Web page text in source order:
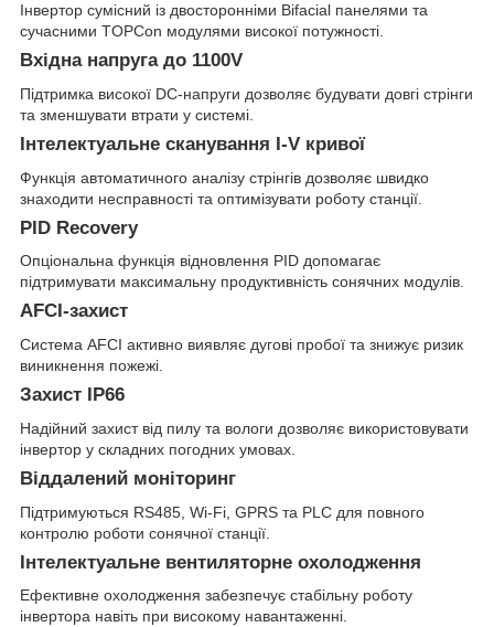
Інвертор сумісний із двосторонніми Bifacial панелями та
сучасними TOPCon модулями високої потужності.
Вхідна напруга до 1100V
Підтримка високої DC-напруги дозволяє будувати довгі стрінги
та зменшувати втрати у системі.
Інтелектуальне сканування I-V кривої
Функція автоматичного аналізу стрінгів дозволяє швидко
знаходити несправності та оптимізувати роботу станції.
PID Recovery
Опціональна функція відновлення PID допомагає
підтримувати максимальну продуктивність сонячних модулів.
AFCI-захист
Система AFCI активно виявляє дугові пробої та знижує ризик
виникнення пожежі.
Захист IP66
Надійний захист від пилу та вологи дозволяє використовувати
інвертор у складних погодних умовах.
Віддалений моніторинг
Підтримуються RS485, Wi-Fi, GPRS та PLC для повного
контролю роботи сонячної станції.
Інтелектуальне вентиляторне охолодження
Ефективне охолодження забезпечує стабільну роботу
інвертора навіть при високому навантаженні.